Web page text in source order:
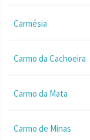
Carmésia
Carmo da Cachoeira
Carmo da Mata
Carmo de Minas